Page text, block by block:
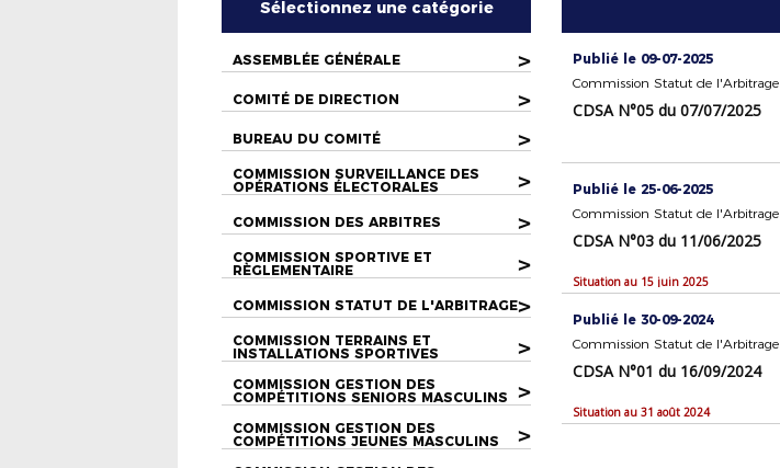
Sélectionnez une catégorie
ASSEMBLÉE GÉNÉRALE >
COMITÉ DE DIRECTION >
BUREAU DU COMITÉ >
COMMISSION SURVEILLANCE DES
OPÉRATIONS ÉLECTORALES
>
COMMISSION DES ARBITRES >
COMMISSION SPORTIVE ET
RÈGLEMENTAIRE
>
COMMISSION STATUT DE L'ARBITRAGE>
COMMISSION TERRAINS ET
INSTALLATIONS SPORTIVES
>
COMMISSION GESTION DES
COMPÉTITIONS SENIORS MASCULINS
>
COMMISSION GESTION DES
COMPÉTITIONS JEUNES MASCULINS
>
Publié le 09-07-2025
Commission Statut de l'Arbitrage
CDSA N°05 du 07/07/2025
Publié le 25-06-2025
Commission Statut de l'Arbitrage
CDSA N°03 du 11/06/2025
Situation au 15 juin 2025
Publié le 30-09-2024
Commission Statut de l'Arbitrage
CDSA N°01 du 16/09/2024
Situation au 31 août 2024